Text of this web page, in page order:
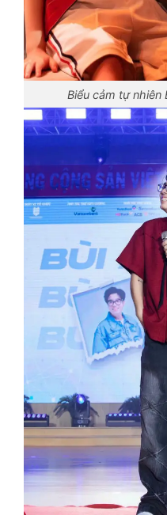
Biểu cảm tự nhiên